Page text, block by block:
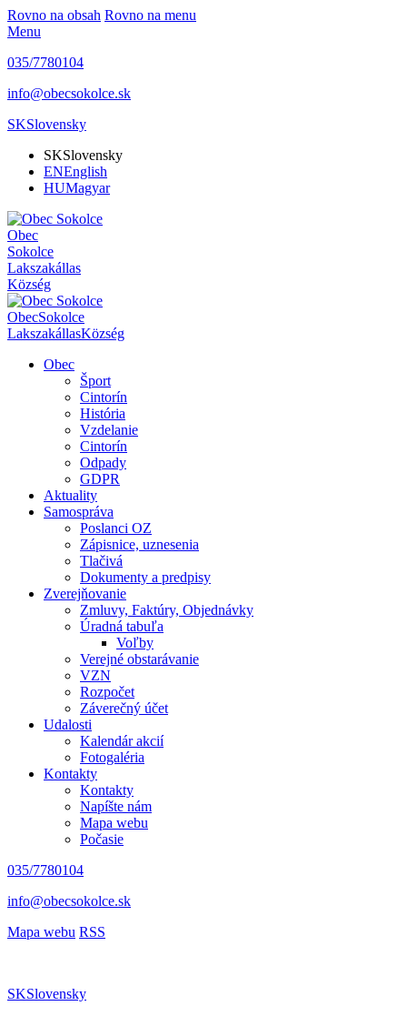
Rovno na obsah Rovno na menu
Menu
035/7780104
info@obecsokolce.sk
SKSlovensky
SKSlovensky
ENEnglish
HUMagyar
Obec
Sokolce
Lakszakállas
Község
ObecSokolce
LakszakállasKözség
Obec
Šport
Cintorín
História
Vzdelanie
Cintorín
Odpady
GDPR
Aktuality
Samospráva
Poslanci OZ
Zápisnice, uznesenia
Tlačivá
Dokumenty a predpisy
Zverejňovanie
Zmluvy, Faktúry, Objednávky
Úradná tabuľa
Voľby
Verejné obstarávanie
VZN
Rozpočet
Záverečný účet
Udalosti
Kalendár akcií
Fotogaléria
Kontakty
Kontakty
Napíšte nám
Mapa webu
Počasie
035/7780104
info@obecsokolce.sk
Mapa webu RSS
SKSlovensky